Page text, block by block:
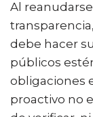
Al
debe hacer
públicos
obligaciones
proactivo no